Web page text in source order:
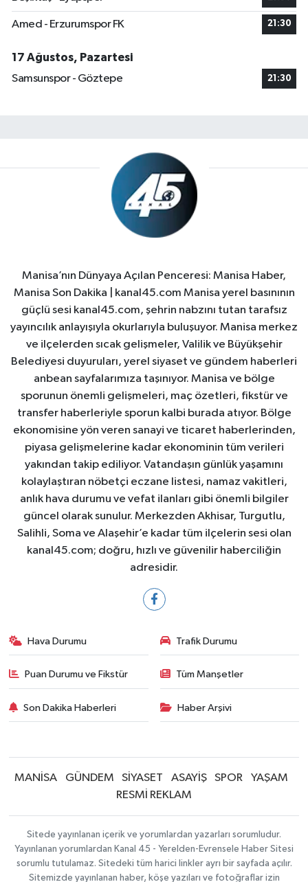
Amed - Erzurumspor FK 21:30
17 Ağustos, Pazartesi
Samsunspor - Göztepe
21:30
Manisa’nın Dünyaya Açılan Penceresi: Manisa Haber,
Manisa Son Dakika | kanal45.com Manisa yerel basınının
güçlü sesi kanal45.com, şehrin nabzını tutan tarafsız
yayıncılık anlayışıyla okurlarıyla buluşuyor. Manisa merkez
ve ilçelerden sıcak gelişmeler, Valilik ve Büyükşehir
Belediyesi duyuruları, yerel siyaset ve gündem haberleri
anbean sayfalarımıza taşınıyor. Manisa ve bölge
sporunun önemli gelişmeleri, maç özetleri, fikstür ve
transfer haberleriyle sporun kalbi burada atıyor. Bölge
ekonomisine yön veren sanayi ve ticaret haberlerinden,
piyasa gelişmelerine kadar ekonominin tüm verileri
yakından takip ediliyor. Vatandaşın günlük yaşamını
kolaylaştıran nöbetçi eczane listesi, namaz vakitleri,
anlık hava durumu ve vefat ilanları gibi önemli bilgiler
güncel olarak sunulur. Merkezden Akhisar, Turgutlu,
Salihli, Soma ve Alaşehir’e kadar tüm ilçelerin sesi olan
kanal45.com; doğru, hızlı ve güvenilir haberciliğin
adresidir.
Hava Durumu Trafik Durumu
Puan Durumu ve Fikstür Tüm Manşetler
Son Dakika Haberleri Haber Arşivi
MANİSA GÜNDEM SİYASET ASAYİŞ SPOR
YAŞAM
RESMİ REKLAM
Sitede yayınlanan içerik ve yorumlardan yazarları sorumludur.
Yayınlanan yorumlardan Kanal 45 - Yerelden-Evrensele Haber Sitesi
sorumlu tutulamaz. Sitedeki tüm harici linkler ayrı bir sayfada açılır.
Sitemizde yayınlanan haber, köşe yazıları ve fotoğraflar izin